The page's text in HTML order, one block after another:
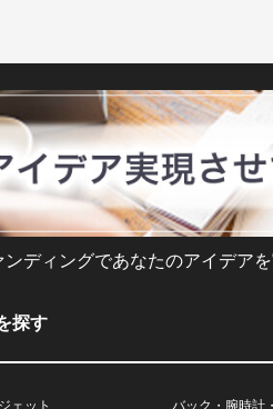
ンディングであなたのアイデア
探す
ェット バック・腕時計